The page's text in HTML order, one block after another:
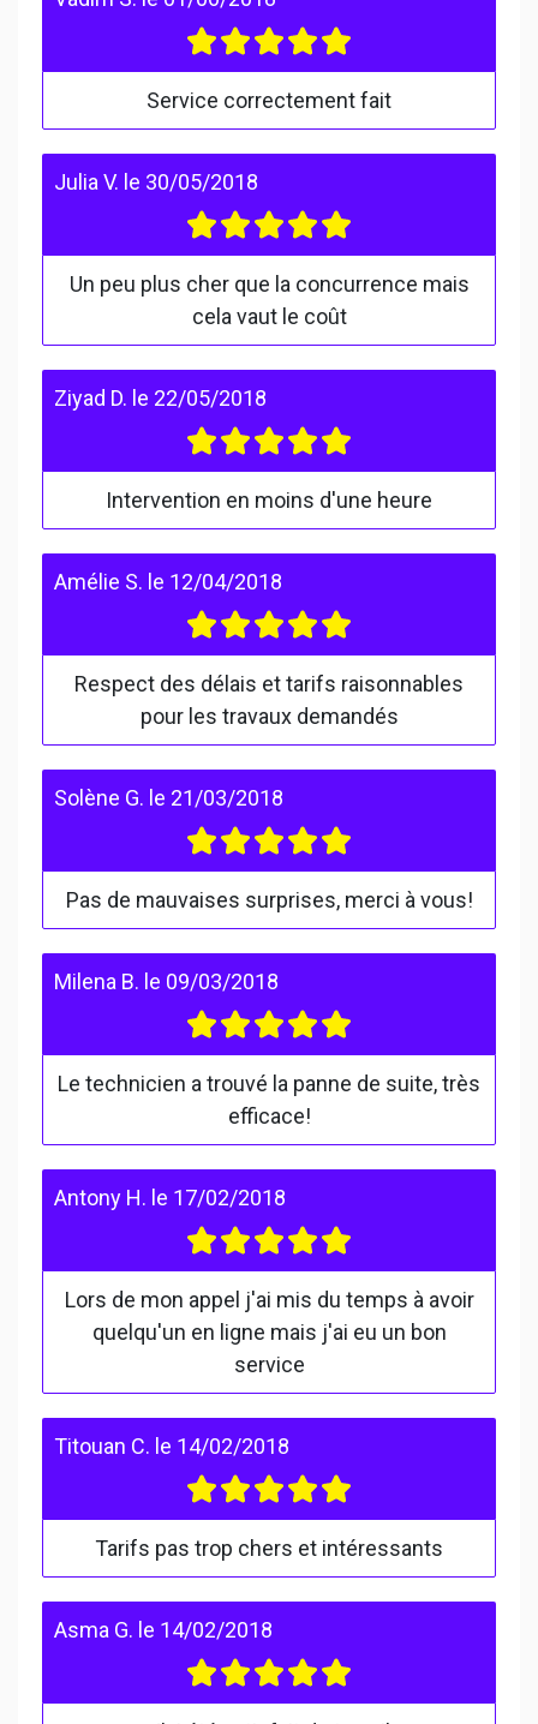
Service correctement fait
Julia V. le 30/05/2018
Un peu plus cher que la concurrence mais
cela vaut le coût
Ziyad D. le 22/05/2018
Intervention en moins d'une heure
Amélie S. le 12/04/2018
Respect des délais et tarifs raisonnables
pour les travaux demandés
Solène G. le 21/03/2018
Pas de mauvaises surprises, merci à vous!
Milena B. le 09/03/2018
Le technicien a trouvé la panne de suite, très
efficace!
Antony H. le 17/02/2018
Lors de mon appel j'ai mis du temps à avoir
quelqu'un en ligne mais j'ai eu un bon
service
Titouan C. le 14/02/2018
Tarifs pas trop chers et intéressants
Asma G. le 14/02/2018